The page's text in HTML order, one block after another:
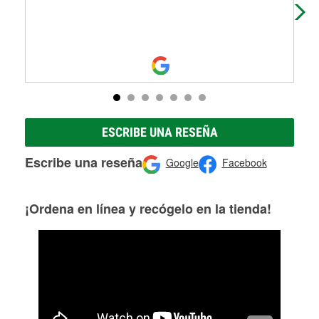
ESCRIBE UNA RESEÑA
Escribe una reseña Google Facebook
¡Ordena en línea y recógelo en la tienda!